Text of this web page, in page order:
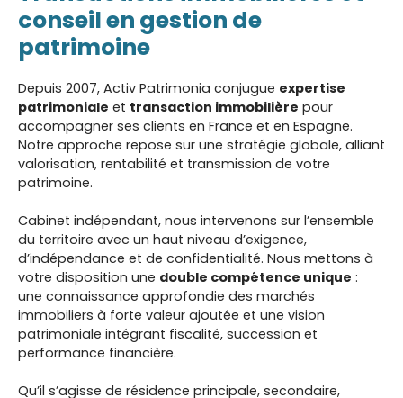
Transactions immobilières et
conseil en gestion de
patrimoine
Depuis 2007, Activ Patrimonia conjugueexpertise
patrimonialeettransaction immobilièrepour
accompagner ses clients en France et en Espagne.
Notre approche repose sur une stratégie globale, alliant
patrimoine.
Cabinet indépendant, nous intervenons sur l’ensemble
du territoire avec un haut niveau d’exigence,
d’indépendance et de confidentialité. Nous mettons à
votre disposition unedouble compétence unique
une connaissance approfondie des marchés
immobiliers à forte valeur ajoutée et une vision
performance financière.